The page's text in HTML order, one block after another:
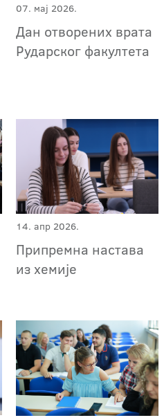
07. мај 2026.
Дан отворених врата
Рударског факултета
14. апр 2026.
Припремна настава
из хемије